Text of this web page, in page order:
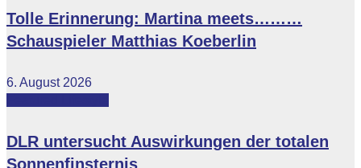
Tolle Erinnerung: Martina meets………
Schauspieler Matthias Koeberlin
6. August 2026
DLR untersucht Auswirkungen der totalen
Sonnenfinsternis